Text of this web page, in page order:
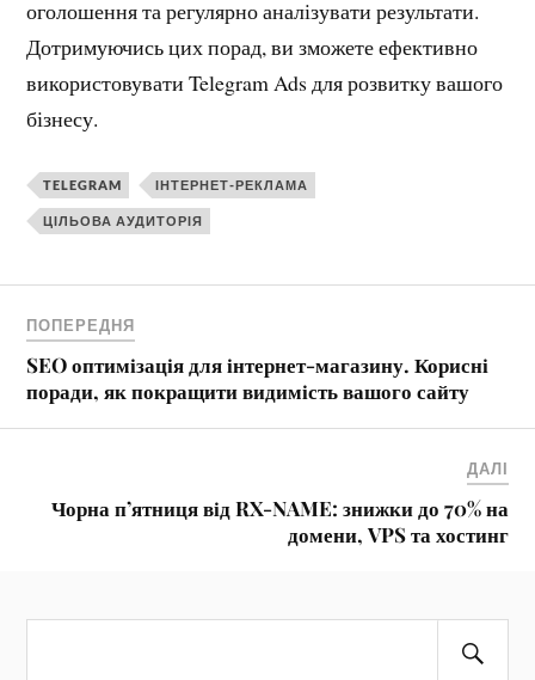
оголошення та регулярно аналізувати результати.
Дотримуючись цих порад, ви зможете ефективно
використовувати Telegram Ads для розвитку вашого
бізнесу.
TELEGRAM ІНТЕРНЕТ-РЕКЛАМА
ЦІЛЬОВА АУДИТОРІЯ
ПОПЕРЕДНЯ
SEO оптимізація для інтернет-магазину. Корисні
поради, як покращити видимість вашого сайту
ДАЛІ
Чорна п’ятниця від RX-NAME: знижки до 70% на
домени, VPS та хостинг